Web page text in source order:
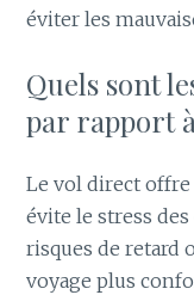
éviter les
Quels sont
par rapport
Le vol direct offre
évite le stress
risques de retard
voyage plus